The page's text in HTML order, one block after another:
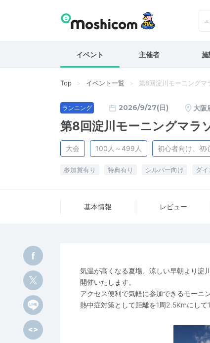
イベント 主催者 施
Top イベント一覧 第8回淀川モーニングマ
ランニング 2026/9/27(日) 大阪
第8回淀川モーニングマラ
大会 100人～499人 初心者向け、初
参加賞有り 特典有り シルバー向け ダイ
基本情報 レビュー
気温が高くなる夏場、涼しい早朝より淀
開催いたします。
アクセス便利で気軽に参加できるモーニ
熱中症対策として距離を1周2.5Kmにして